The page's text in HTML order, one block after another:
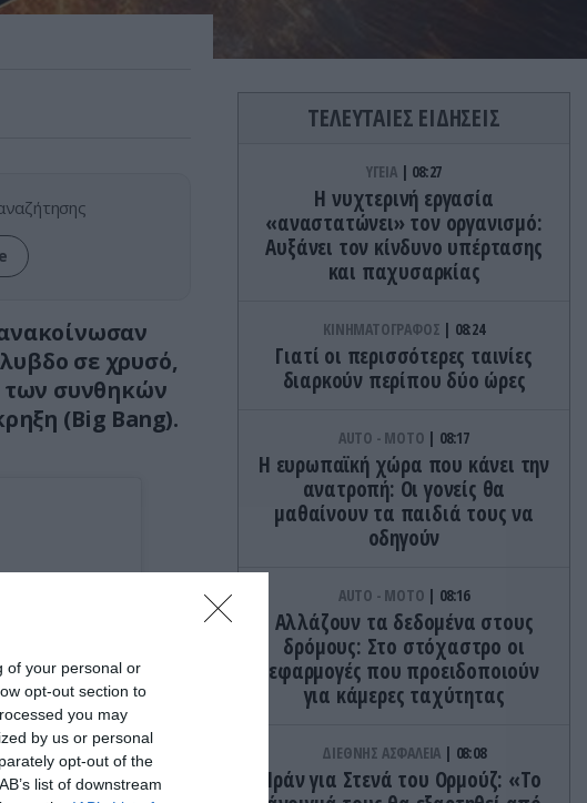
of your personal or
opt-out section to
you may
by us or personal
opt-out of the
list of downstream
σε χρυσό,
των συνθηκών
(Big Bang).
ΤΕΛΕΥΤΑΙΕΣ ΕΙΔΗΣΕΙΣ
ΥΓΕΙΑ 08:27
Η νυχτερινή εργασία
«αναστατώνει» τον οργανισμό:
Αυξάνει τον κίνδυνο υπέρτασης
και παχυσαρκίας
ΚΙΝΗΜΑΤΟΓΡΑΦΟΣ 08:24
Γιατί οι περισσότερες ταινίες
διαρκούν περίπου δύο ώρες
AUTO - MOTO 08:17
Η ευρωπαϊκή χώρα που κάνει την
ανατροπή: Οι γονείς θα
μαθαίνουν τα παιδιά τους να
οδηγούν
AUTO - MOTO 08:16
Αλλάζουν τα δεδομένα στους
δρόμους: Στο στόχαστρο οι
εφαρμογές που προειδοποιούν
για κάμερες ταχύτητας
ΔΙΕΘΝΗΣ ΑΣΦΑΛΕΙΑ 08:08
Ιράν για Στενά του Ορμούζ: «Το